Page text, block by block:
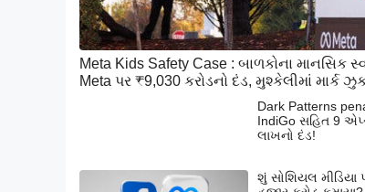
Meta Kids Safety Case : બાળકોના માનસિક
Meta પર ₹9,030 કરોડનો દંડ, મુશ્કેલીમાં માર્ક
Dark Patterns
IndiGo સહિત 9 એપ્સ
લાખનો દંડ!
શું સોશિયલ મીડિયા